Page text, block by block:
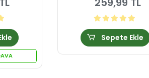
Sepete Ekle